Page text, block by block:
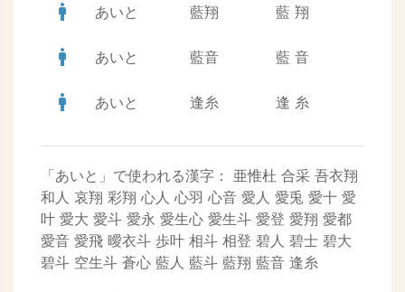
man あいと 藍翔 藍 翔
man あいと 藍音 藍 音
man あいと 逢糸 逢 糸
「あいと」で使われる漢字： 亜惟杜 合采 吾衣翔
和人 哀翔 彩翔 心人 心羽 心音 愛人 愛兎 愛十 愛
叶 愛大 愛斗 愛永 愛生心 愛生斗 愛登 愛翔 愛都
愛音 愛飛 曖衣斗 歩叶 相斗 相登 碧人 碧士 碧大
碧斗 空生斗 蒼心 藍人 藍斗 藍翔 藍音 逢糸